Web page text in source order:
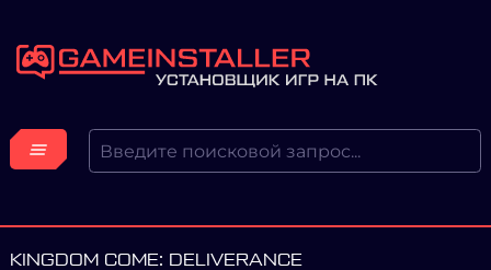
KINGDOM COME: DELIVERANCE